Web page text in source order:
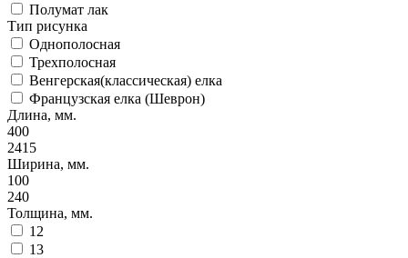
Полумат лак
Тип рисунка
Однополосная
Трехполосная
Венгерская(классическая) елка
Французская елка (Шеврон)
Длина, мм.
400
2415
Ширина, мм.
100
240
Толщина, мм.
12
13